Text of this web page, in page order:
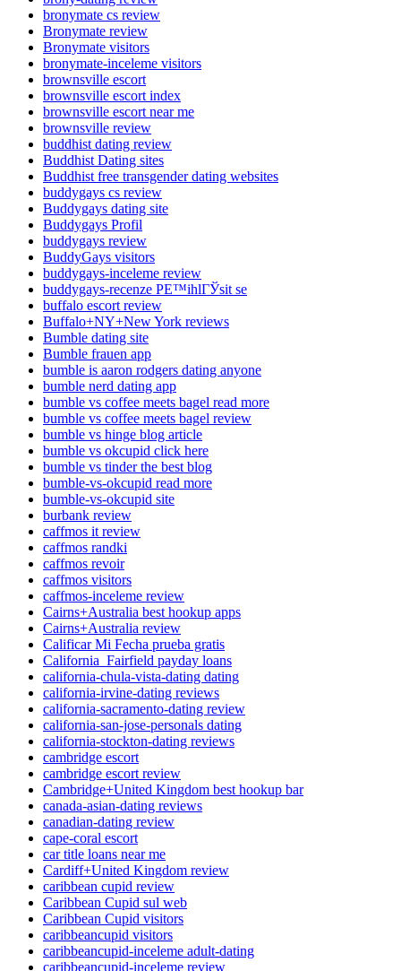
bronymate cs review
Bronymate review
Bronymate visitors
bronymate-inceleme visitors
brownsville escort
brownsville escort index
brownsville escort near me
brownsville review
buddhist dating review
Buddhist Dating sites
Buddhist free transgender dating websites
buddygays cs review
Buddygays dating site
Buddygays Profil
buddygays review
BuddyGays visitors
buddygays-inceleme review
buddygays-recenze PЕ™ihlГЎsit se
buffalo escort review
Buffalo+NY+New York reviews
Bumble dating site
Bumble frauen app
bumble is aaron rodgers dating anyone
bumble nerd dating app
bumble vs coffee meets bagel read more
bumble vs coffee meets bagel review
bumble vs hinge blog article
bumble vs okcupid click here
bumble vs tinder the best blog
bumble-vs-okcupid read more
bumble-vs-okcupid site
burbank review
caffmos it review
caffmos randki
caffmos revoir
caffmos visitors
caffmos-inceleme review
Cairns+Australia best hookup apps
Cairns+Australia review
Calificar Mi Fecha prueba gratis
California_Fairfield payday loans
california-chula-vista-dating dating
california-irvine-dating reviews
california-sacramento-dating review
california-san-jose-personals dating
california-stockton-dating reviews
cambridge escort
cambridge escort review
Cambridge+United Kingdom best hookup bar
canada-asian-dating reviews
canadian-dating review
cape-coral escort
car title loans near me
Cardiff+United Kingdom review
caribbean cupid review
Caribbean Cupid sul web
Caribbean Cupid visitors
caribbeancupid visitors
caribbeancupid-inceleme adult-dating
caribbeancupid-inceleme review